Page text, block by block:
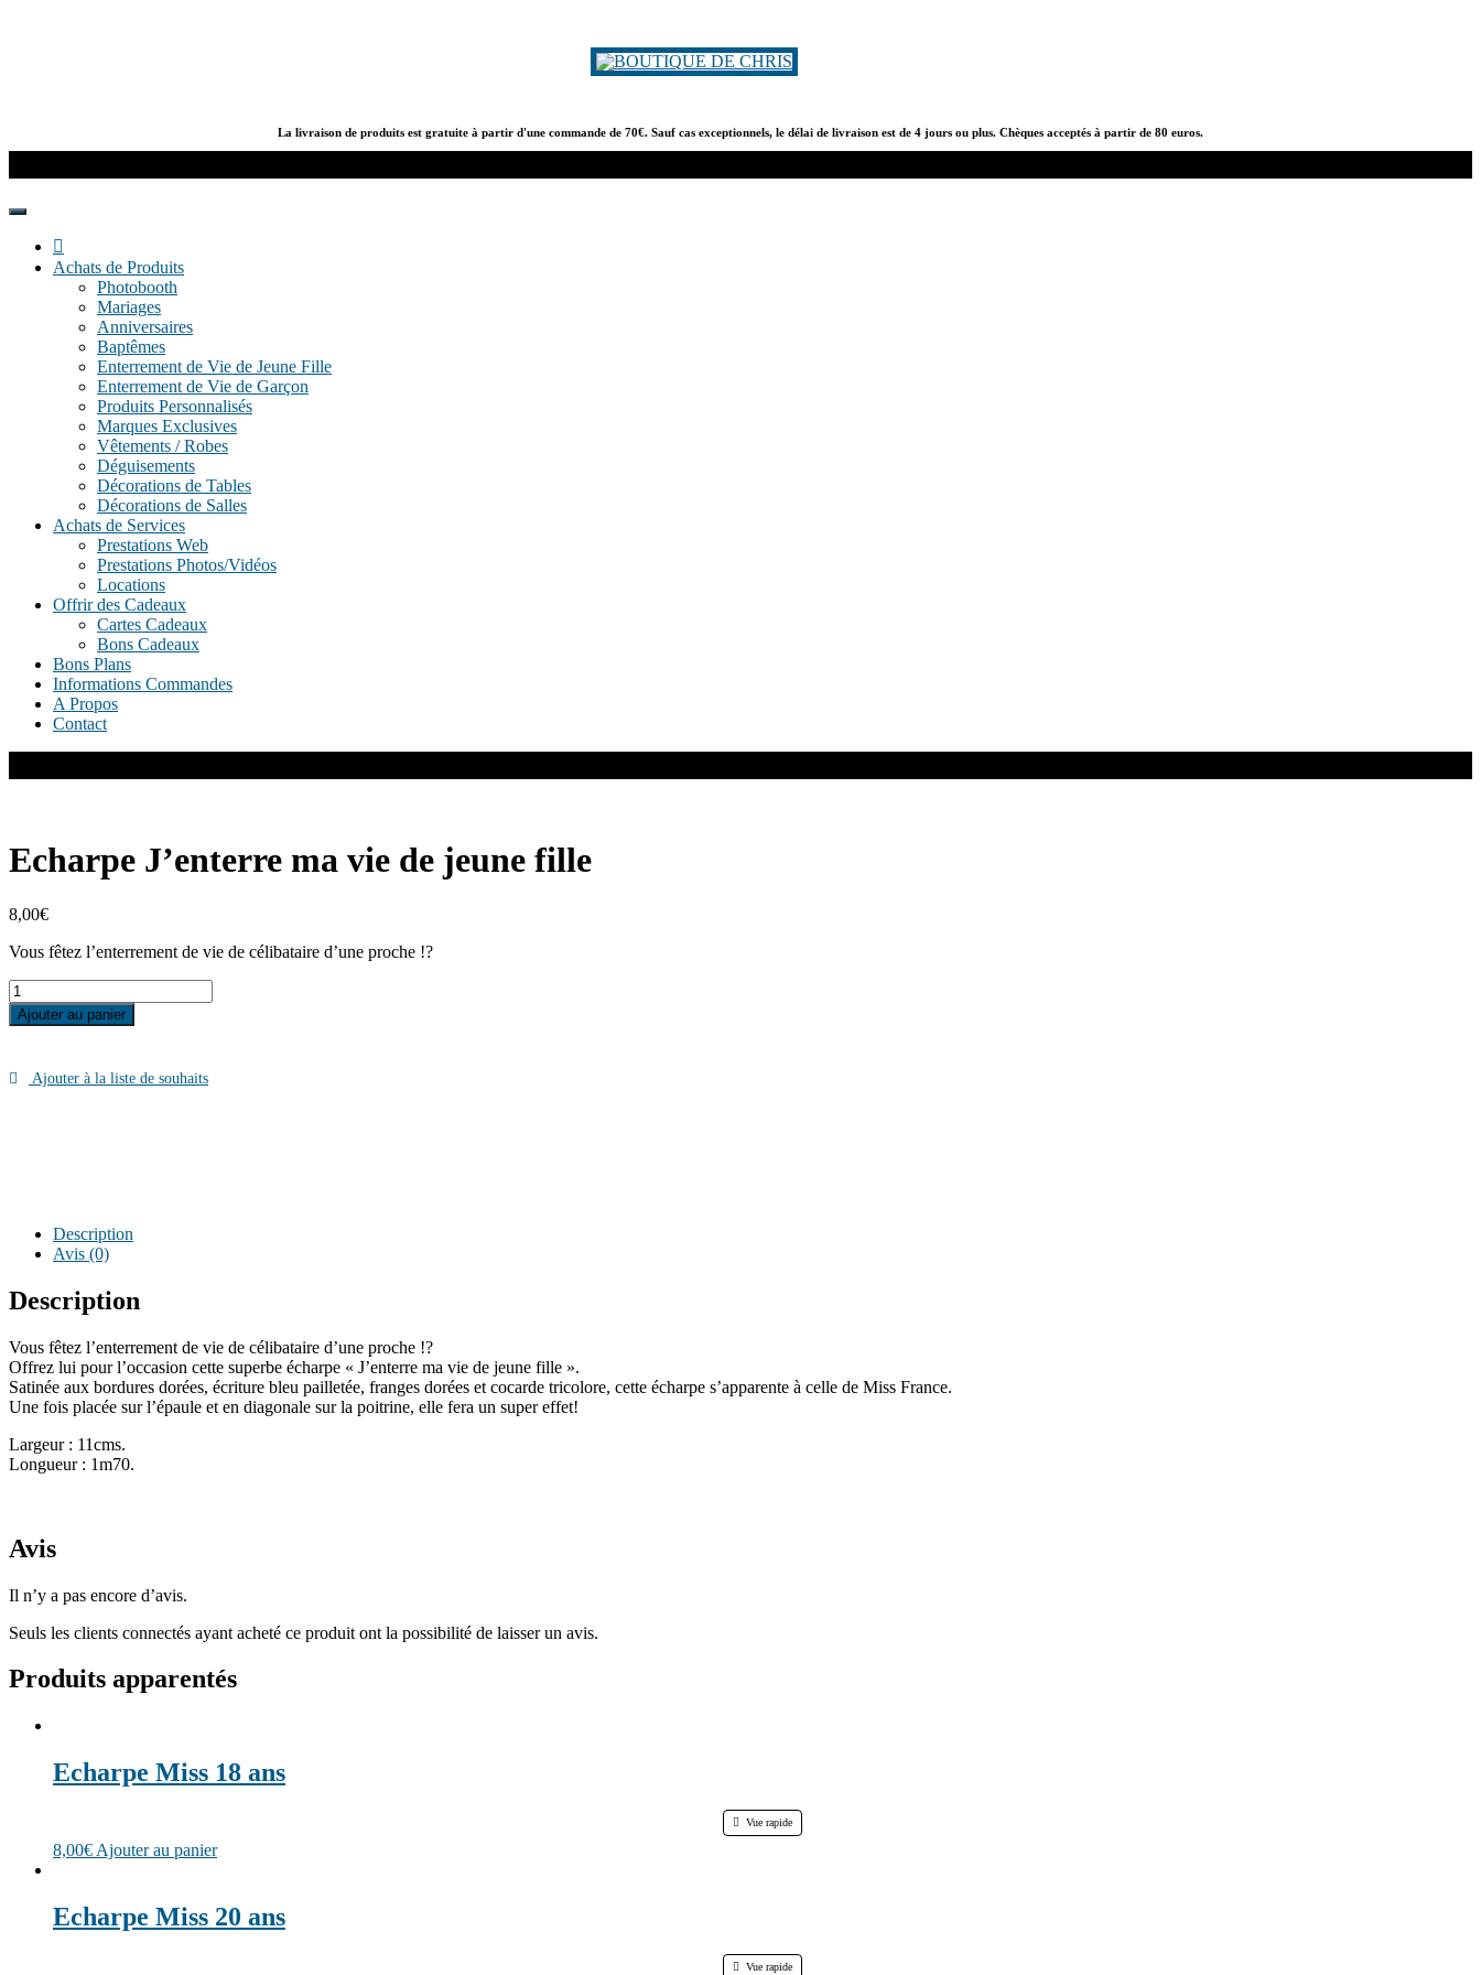
La livraison de produits est gratuite à partir d'une commande de 70€. Sauf cas exceptionnels, le délai de livraison est de 4 jours ou plus. Chèques acceptés à partir de 80 euros.
Boutique
de
Produits
Kamouviz
Achats de Produits
Photobooth
Mariages
Anniversaires
Baptêmes
Enterrement de Vie de Jeune Fille
Enterrement de Vie de Garçon
Produits Personnalisés
Marques Exclusives
Vêtements / Robes
Déguisements
Décorations de Tables
Décorations de Salles
Achats de Services
Prestations Web
Prestations Photos/Vidéos
Locations
Offrir des Cadeaux
Cartes Cadeaux
Bons Cadeaux
Bons Plans
Informations Commandes
A Propos
Contact
Echarpe J’enterre ma vie de jeune fille
8,00€
Vous fêtez l’enterrement de vie de célibataire d’une proche !?
quantité
de
Echarpe
ma
vie
Ajouter au panier
Ajouter à la liste de souhaits
Description
Avis (0)
Description
Vous fêtez l’enterrement de vie de célibataire d’une proche !?
Offrez lui pour l’occasion cette superbe écharpe « J’enterre ma vie de jeune fille ».
Satinée aux bordures dorées, écriture bleu pailletée, franges dorées et cocarde tricolore, cette écharpe s’apparente à celle de Miss France.
Une fois placée sur l’épaule et en diagonale sur la poitrine, elle fera un super effet!
Largeur : 11cms.
Longueur : 1m70.
Avis
Il n’y a pas encore d’avis.
Seuls les clients connectés ayant acheté ce produit ont la possibilité de laisser un avis.
Produits apparentés
Echarpe Miss 18 ans
Vue rapide
8,00€ Ajouter au panier
Echarpe Miss 20 ans
Vue rapide